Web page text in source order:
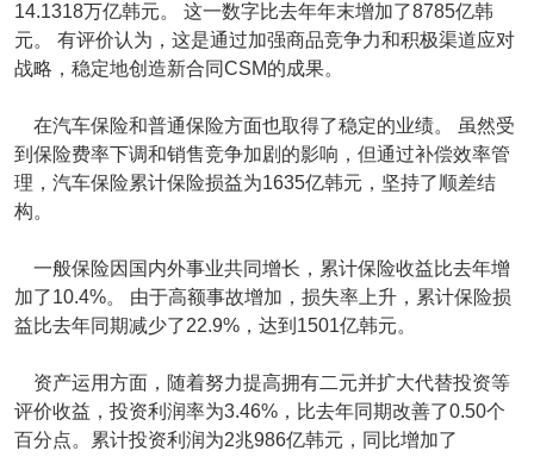
14.1318万亿韩元。 这一数字比去年年末增加了8785亿韩
元。 有评价认为，这是通过加强商品竞争力和积极渠道应对
战略，稳定地创造新合同CSM的成果。
在汽车保险和普通保险方面也取得了稳定的业绩。 虽然受
到保险费率下调和销售竞争加剧的影响，但通过补偿效率管
理，汽车保险累计保险损益为1635亿韩元，坚持了顺差结
构。
一般保险因国内外事业共同增长，累计保险收益比去年增
加了10.4%。 由于高额事故增加，损失率上升，累计保险损
益比去年同期减少了22.9%，达到1501亿韩元。
资产运用方面，随着努力提高拥有二元并扩大代替投资等
评价收益，投资利润率为3.46%，比去年同期改善了0.50个
百分点。累计投资利润为2兆986亿韩元，同比增加了